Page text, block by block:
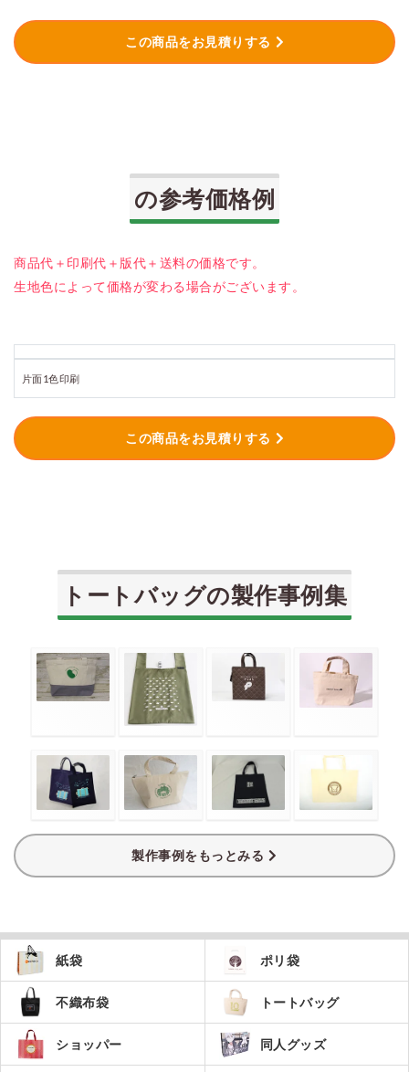
この商品をお見積りする
の参考価格例
商品代＋印刷代＋版代＋送料の価格です。
生地色によって価格が変わる場合がございます。
片面1色印刷
この商品をお見積りする
トートバッグの製作事例集
製作事例をもっとみる
紙袋 ポリ袋
不織布袋 トートバッグ
ショッパー 同人グッズ